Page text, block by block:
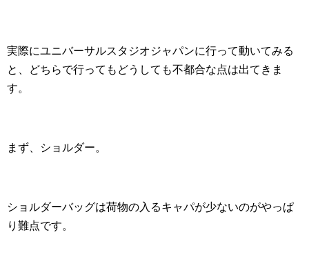
実際にユニバーサルスタジオジャパンに行って動いてみる
と、どちらで行ってもどうしても不都合な点は出てきま
す。
まず、ショルダー。
ショルダーバッグは荷物の入るキャパが少ないのがやっぱ
り難点です。